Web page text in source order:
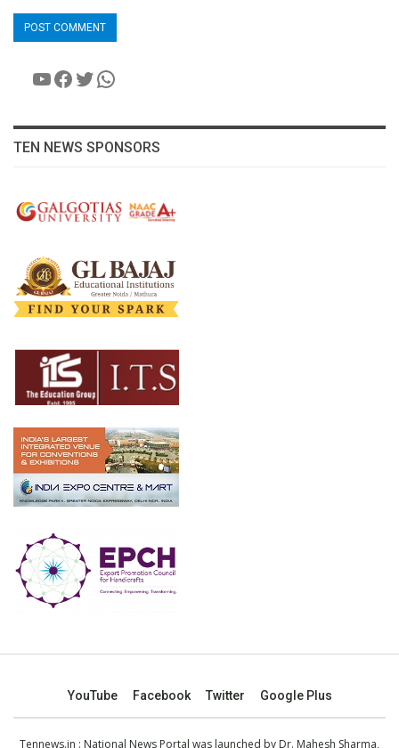
YouTube
Facebook
Twitter
WhatsApp
TEN NEWS SPONSORS
YouTube Facebook Twitter Google Plus
Tennews.in : National News Portal was launched by Dr. Mahesh Sharma,